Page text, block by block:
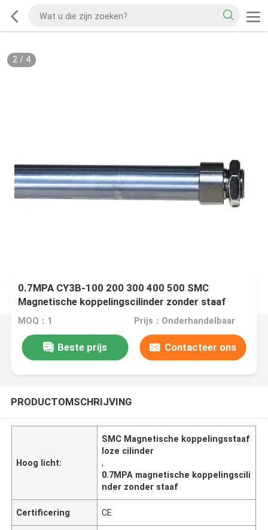
2/ 4
0.7MPA CY3B-100 200 300 400 500 SMC
Magnetische koppelingscilinder zonder staaf
MOQ：1 Prijs：Onderhandelbaar
Beste prijs Contacteer ons
PRODUCTOMSCHRIJVING
Hoog licht:
SMC Magnetische koppelingsstaaf
loze cilinder
,
0.7MPA magnetische koppelingscili
nder zonder staaf
Certificering CE